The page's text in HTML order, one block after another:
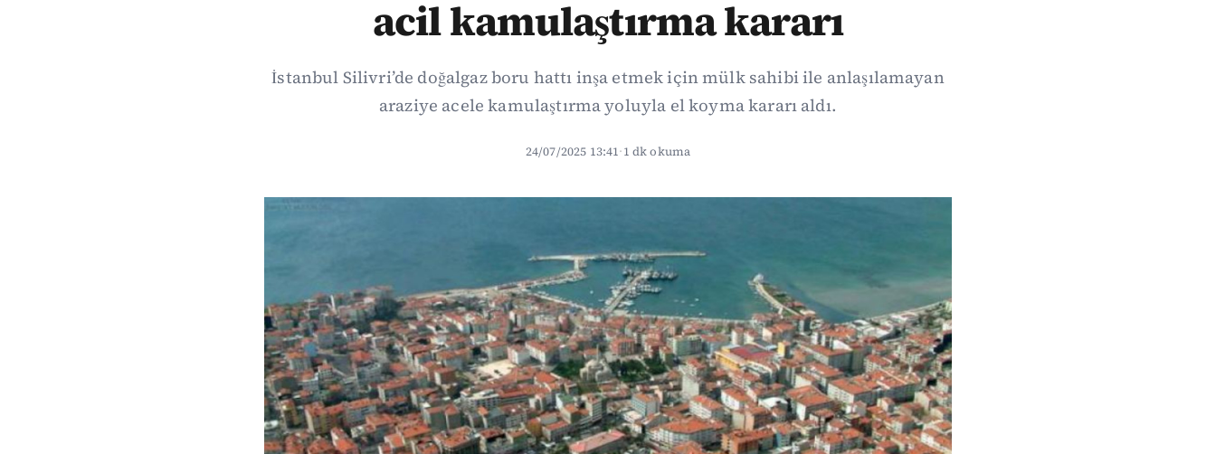
acil kamulaştırma kararı
İstanbul Silivri’de doğalgaz boru hattı inşa etmek için mülk sahibi ile anlaşılamayan
araziye acele kamulaştırma yoluyla el koyma kararı aldı.
24/07/2025 13:41·1 dk okuma